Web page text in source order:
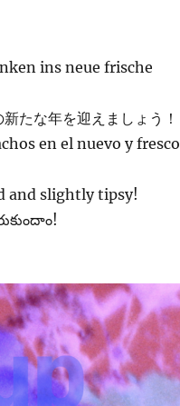
ins neue frische
たな年を迎えましょう！
en el nuevo y fresco
and slightly tipsy!